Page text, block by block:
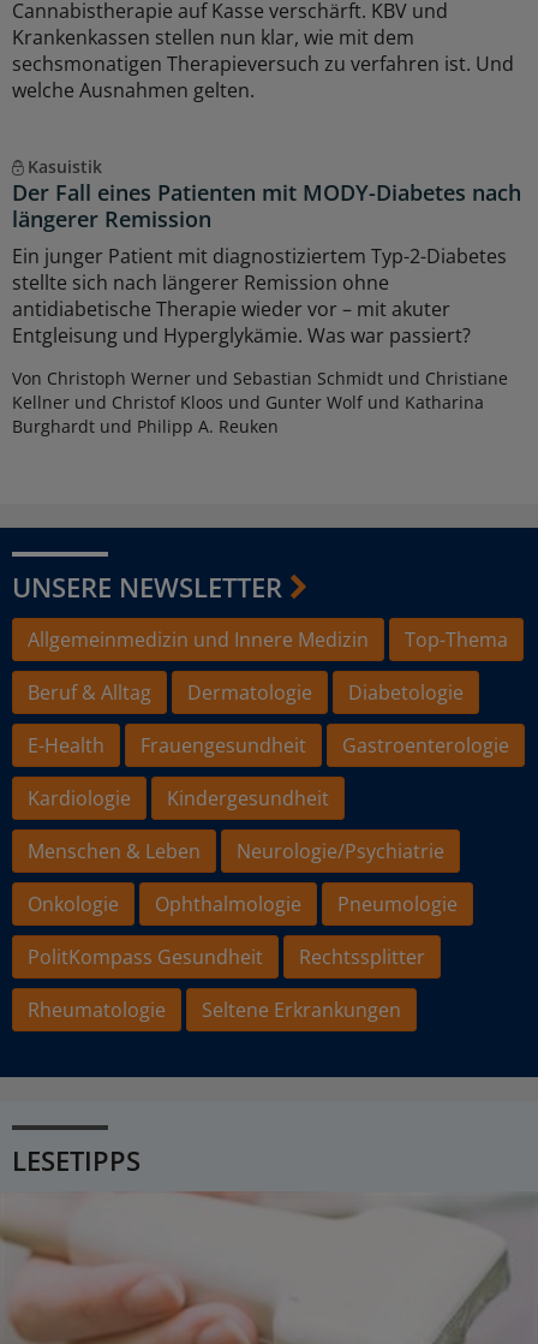
Cannabistherapie auf Kasse verschärft. KBV und
Krankenkassen stellen nun klar, wie mit dem
sechsmonatigen Therapieversuch zu verfahren ist. Und
welche Ausnahmen gelten.
Kasuistik
Der Fall eines Patienten mit MODY-Diabetes nach
längerer Remission
Ein junger Patient mit diagnostiziertem Typ-2-Diabetes
stellte sich nach längerer Remission ohne
antidiabetische Therapie wieder vor – mit akuter
Entgleisung und Hyperglykämie. Was war passiert?
Von Christoph Werner und Sebastian Schmidt und Christiane
Kellner und Christof Kloos und Gunter Wolf und Katharina
Burghardt und Philipp A. Reuken
UNSERE NEWSLETTER
Allgemeinmedizin und Innere Medizin
Top-Thema
Beruf & Alltag
Dermatologie
Diabetologie
E-Health
Frauengesundheit
Gastroenterologie
Kardiologie
Kindergesundheit
Menschen & Leben
Neurologie/Psychiatrie
Onkologie
Ophthalmologie
Pneumologie
PolitKompass Gesundheit
Rechtssplitter
Rheumatologie
Seltene Erkrankungen
LESETIPPS